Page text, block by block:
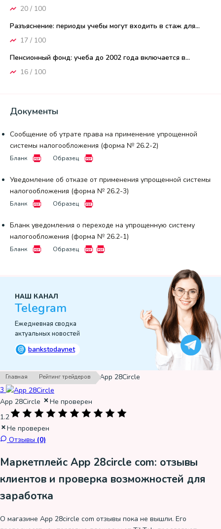
20 / 100
Разъяснение: периоды учебы могут входить в стаж для...
17 / 100
Пенсионный фонд: учеба до 2002 года включается в...
16 / 100
Документы
Сообщение об утрате права на применение упрощенной
системы налогообложения (форма № 26.2-2)
Бланк Образец
Уведомление об отказе от применения упрощенной системы
налогообложения (форма № 26.2-3)
Бланк Образец
Бланк уведомления о переходе на упрощенную систему
налогообложения (форма № 26.2-1)
Бланк Образец
НАШ КАНАЛ
Telegram
Ежедневная сводка
актуальных новостей
@ bankstodaynet
Главная Рейтинг трейдеров ›App 28Circle
3
App 28Circle
Не проверен
1.2
Не проверен
Отзывы (0)
Маркетплейс App 28circle com: отзывы
клиентов и проверка возможностей для
заработка
О магазине App 28circle com отзывы пока не вышли. Его